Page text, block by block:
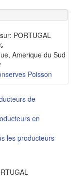
PORTUGAL
Amerique du Sud
Poisson
de
en
les producteurs